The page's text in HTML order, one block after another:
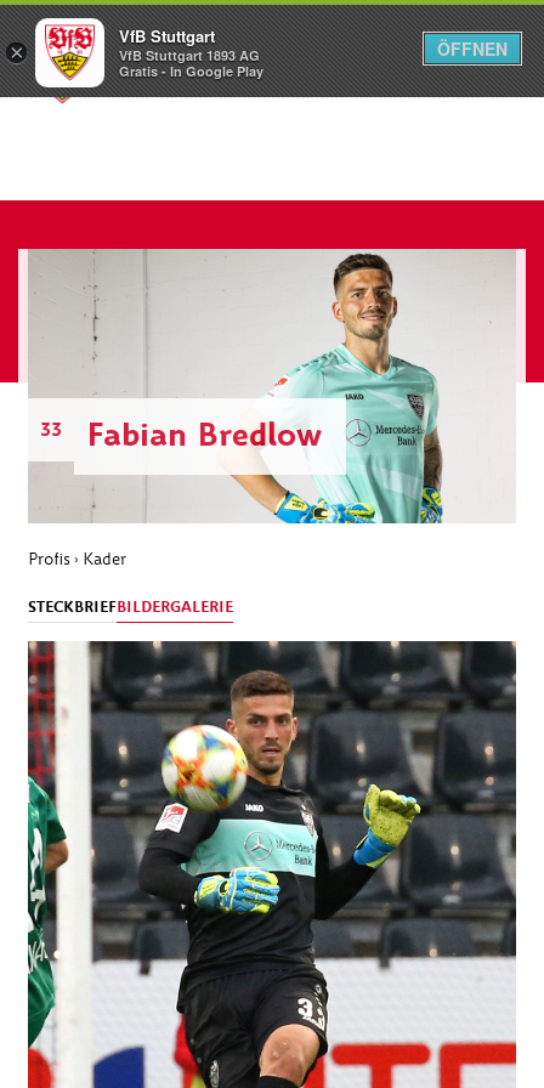
Menü
33 Fabian Bredlow
Profis › Kader
STECKBRIEFBILDERGALERIE
×
VfB Stuttgart
VfB Stuttgart 1893 AG
Gratis - In Google Play
ÖFFNEN